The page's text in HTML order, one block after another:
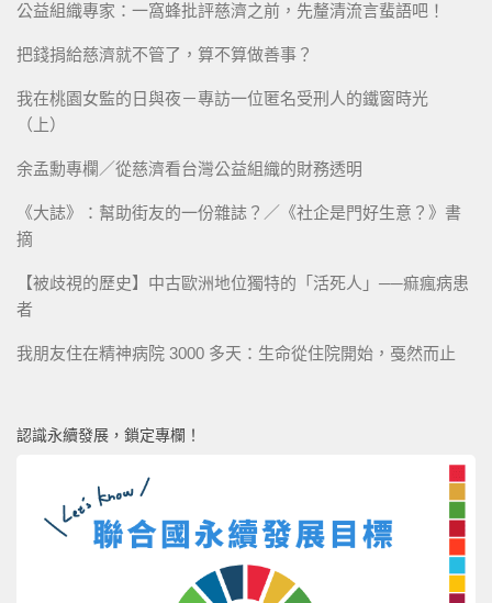
公益組織專家：一窩蜂批評慈濟之前，先釐清流言蜚語吧！
把錢捐給慈濟就不管了，算不算做善事？
我在桃園女監的日與夜－專訪一位匿名受刑人的鐵窗時光
（上）
余孟勳專欄／從慈濟看台灣公益組織的財務透明
《大誌》：幫助街友的一份雜誌？／《社企是門好生意？》書
摘
【被歧視的歷史】中古歐洲地位獨特的「活死人」──痲瘋病患
者
我朋友住在精神病院 3000 多天：生命從住院開始，戞然而止
認識永續發展，鎖定專欄！